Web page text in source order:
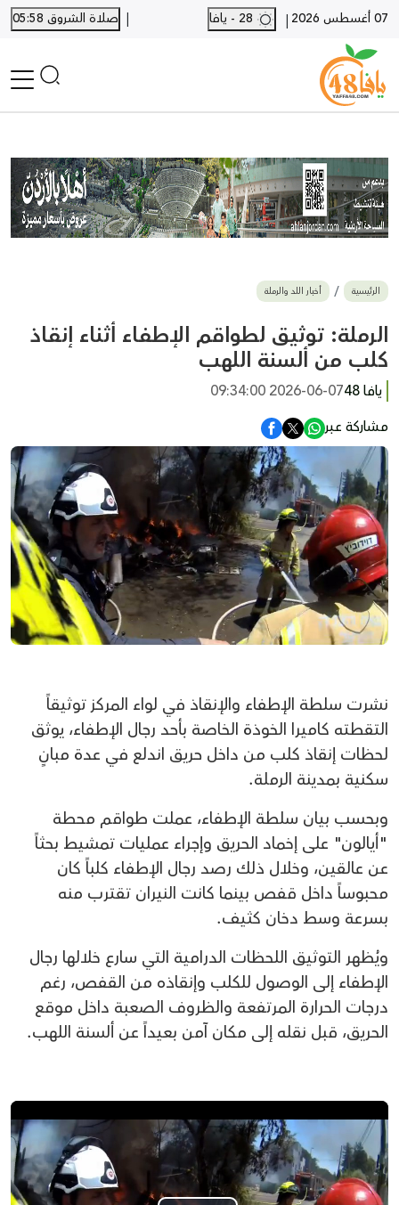
07 أغسطس 2026 |
| صلاة الشروق 05:58
أخبار محلية
أخبار يافا
SHORTS
أخبار اللد والرملة
بيع وشراء
أخبار القدس
وفيات
المزيد
ارسل خبر
الرئيسية أخبار اللد والرملة
الرملة: توثيق لطواقم الإطفاء أثناء إنقاذ
كلب من ألسنة اللهب
يافا 48
2026-06-07 09:34:00
مشاركة عبر
نشرت سلطة الإطفاء والإنقاذ في لواء المركز توثيقاً
التقطته كاميرا الخوذة الخاصة بأحد رجال الإطفاء، يوثق
لحظات إنقاذ كلب من داخل حريق اندلع في عدة مبانٍ
سكنية بمدينة الرملة.
وبحسب بيان سلطة الإطفاء، عملت طواقم محطة
"أيالون" على إخماد الحريق وإجراء عمليات تمشيط بحثاً
عن عالقين، وخلال ذلك رصد رجال الإطفاء كلباً كان
محبوساً داخل قفص بينما كانت النيران تقترب منه
بسرعة وسط دخان كثيف.
ويُظهر التوثيق اللحظات الدرامية التي سارع خلالها رجال
الإطفاء إلى الوصول للكلب وإنقاذه من القفص، رغم
درجات الحرارة المرتفعة والظروف الصعبة داخل موقع
الحريق، قبل نقله إلى مكان آمن بعيداً عن ألسنة اللهب.